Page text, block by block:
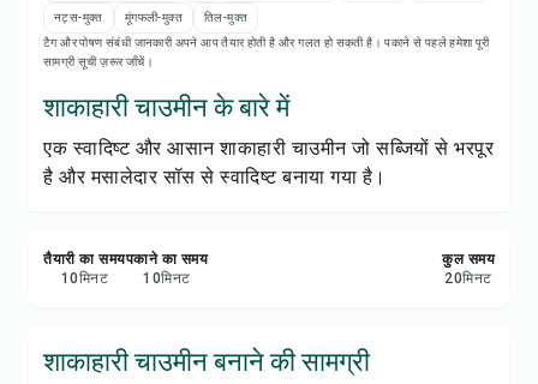
रेसिपी नोट्स
सेव करें
नट्स-मुक्त मूंगफली-मुक्त
तिल-मुक्त
टैग और पोषण संबंधी जानकारी अपने आप तैयार होती है और गलत हो सकती है। पकाने से पहले हमेशा पूरी
सामग्री सूची ज़रूर जाँचें।
शाकाहारी चाउमीन के बारे में
एक स्वादिष्ट और आसान शाकाहारी चाउमीन जो सब्जियों से भरपूर
है और मसालेदार सॉस से स्वादिष्ट बनाया गया है।
तैयारी का समय
10मिनट
पकाने का समय
10मिनट
कुल समय
20मिनट
शाकाहारी चाउमीन बनाने की सामग्री